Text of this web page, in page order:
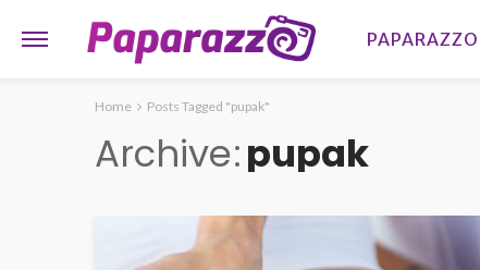
PAPARAZZO
Home Posts Tagged "pupak"
Archive pupak